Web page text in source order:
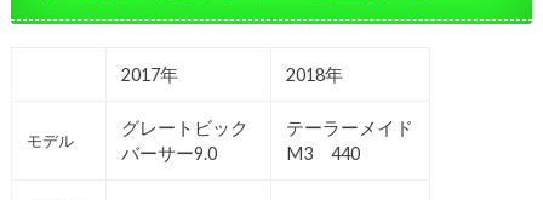
2017年 2018年
モデル
グレートビック
バーサー9.0
テーラーメイド
M3 440